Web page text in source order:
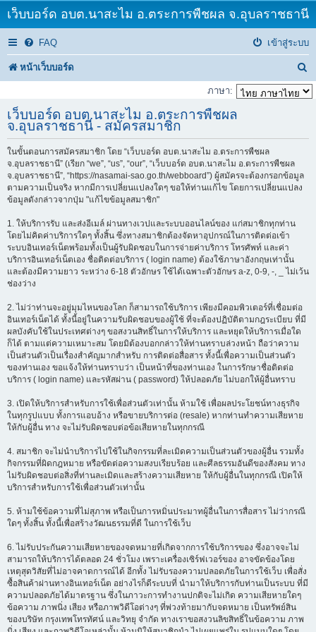
เว็บบอร์ด อบต.นาสะไม อ.ตระการพืชผล จ.อุบลราชธานี
FAQ เข้าสู่ระบบ
หน้าเว็บบอร์ด
น
ภาษา:
เว็บบอร์ด อบต.นาสะไม อ.ตระการพืชผล
จ.อุบลราชธานี - สมัครสมาชิก
ในขั้นตอนการสมัครสมาชิก โดย “เว็บบอร์ด อบต.นาสะไม อ.ตระการพืชผล
จ.อุบลราชธานี” (เรียก “we”, “us”, “our”, “เว็บบอร์ด อบต.นาสะไม อ.ตระการพืชผล
จ.อุบลราชธานี”, “https://nasamai-sao.go.th/webboard”) ผู้สมัครจะต้องกรอกข้อมูล
ตามความเป็นจริง หากมีการเปลี่ยนแปลงใดๆ ขอให้ท่านแก้ไข โดยการเปลี่ยนแปลง
ข้อมูลดังกล่าวจากปุ่ม "แก้ไขข้อมูลสมาชิก"
1. ให้บริการรับ และส่งอีเมล์ ผ่านทางเวปและระบบออนไลน์ของ แก่สมาชิกทุกท่าน
โดยไม่คิดค่าบริการใดๆ ทั้งสิ้น ซึ่งทางสมาชิกต้องจัดหาอุปกรณ์ในการติดต่อเข้า
ระบบอินเทอร์เน็ตพร้อมทั้งเป็นผู้รับผิดชอบในการจ่ายค่าบริการ โทรศัพท์ และค่า
บริการอินเทอร์เน็ตเอง ชื่อติดต่อบริการ ( login name) ต้องใช้ภาษาอังกฤษเท่านั้น
และต้องมีความยาว ระหว่าง 6-18 ตัวอักษร ใช้ได้เฉพาะตัวอักษร a-z, 0-9, -, _ ไม่เว้น
ช่องว่าง
2. ไม่ว่าท่านจะอยู่มุมไหนของโลก ก็สามารถใช้บริการ เพียงมีคอมพิวเตอร์ที่เชื่อมต่อ
อินเทอร์เน็ตได้ ทั้งนี้อยู่ในความรับผิดชอบของผู้ใช้ ที่จะต้องปฏิบัติตามกฎระเบียบ ที่มี
ผลบังคับใช้ในประเทศต่างๆ ขอสงวนสิทธิ์ในการให้บริการ และหยุดให้บริการเมื่อใด
ก็ได้ ตามแต่ความเหมาะสม โดยมิต้องบอกกล่าวให้ท่านทราบล่วงหน้า ถือว่าความ
เป็นส่วนตัวเป็นเรื่องสำคัญมากสำหรับ การติดต่อสื่อสาร ทั้งนี้เพื่อความเป็นส่วนตัว
ของท่านเอง ขอแจ้งให้ท่านทราบว่า เป็นหน้าที่ของท่านเอง ในการรักษาชื่อติดต่อ
บริการ ( login name) และรหัสผ่าน ( password) ให้ปลอดภัย ไม่บอกให้ผู้อื่นทราบ
3. เปิดให้บริการสำหรับการใช้เพื่อส่วนตัวเท่านั้น ห้ามใช้ เพื่อผลประโยชน์ทางธุรกิจ
ในทุกรูปแบบ ทั้งการแอบอ้าง หรือขายบริการต่อ (resale) หากท่านทำความเสียหาย
ให้กับผู้อื่น ทาง จะไม่รับผิดชอบต่อข้อเสียหายในทุกกรณี
4. สมาชิก จะไม่นำบริการไปใช้ในกิจกรรมที่ละเมิดความเป็นส่วนตัวของผู้อื่น รวมทั้ง
กิจกรรมที่ผิดกฎหมาย หรือขัดต่อความสงบเรียบร้อย และศีลธรรมอันดีของสังคม ทาง
ไม่รับผิดชอบต่อสิ่งที่ท่านละเมิดและสร้างความเสียหาย ให้กับผู้อื่นในทุกกรณี เปิดให้
บริการสำหรับการใช้เพื่อส่วนตัวเท่านั้น
5. ห้ามใช้ข้อความที่ไม่สุภาพ หรือเป็นการหมิ่นประมาทผู้อื่นในการสื่อสาร ไม่ว่ากรณี
ใดๆ ทั้งสิ้น ทั้งนี้เพื่อสร้างวัฒนธรรมที่ดี ในการใช้เว็บ
6. ไม่รับประกันความเสียหายของจดหมายที่เกิดจากการใช้บริการของ ซึ่งอาจจะไม่
สามารถให้บริการได้ตลอด 24 ชั่วโมง เพราะเครื่องเซิร์ฟเวอร์ของ อาจขัดข้องโดย
เหตุสุดวิสัยที่ไม่อาจคาดการณ์ได้ อีกทั้ง ไม่รับรองความปลอดภัยในการใช้เว็บ เพื่อสั่ง
ซื้อสินค้าผ่านทางอินเทอร์เน็ต อย่างไรก็ดีระบบที่ นำมาให้บริการกับท่านเป็นระบบ ที่มี
ความปลอดภัยได้มาตรฐาน ซึ่งในภาวะการทำงานปกติจะไม่เกิด ความเสียหายใดๆ
ข้อความ ภาพนิ่ง เสียง หรือภาพวิดีโอต่างๆ ที่พ่วงท้ายมากับจดหมาย เป็นทรัพย์สิน
ของบริษัท กรุงเทพโทรทัศน์ และวิทยุ จำกัด ทางเราขอสงวนลิขสิทธิ์ในข้อความ ภาพ